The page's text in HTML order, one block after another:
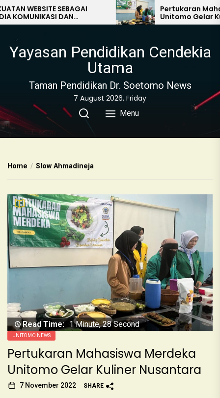
WEBSITE SEBAGAI
DAN
DALAM DUNIA
Pertukaran
Unitomo Gelar Kuliner
Yayasan Pendidikan Cendekia
Utama
Taman Pendidikan Dr. Soetomo News
7 August 2026, Friday
Menu
Home Slow Ahmadineja
Read Time: 1 Minute, 28 Second
UNITOMO NEWS
Pertukaran Mahasiswa Merdeka
Unitomo Gelar Kuliner Nusantara
7 November 2022 SHARE